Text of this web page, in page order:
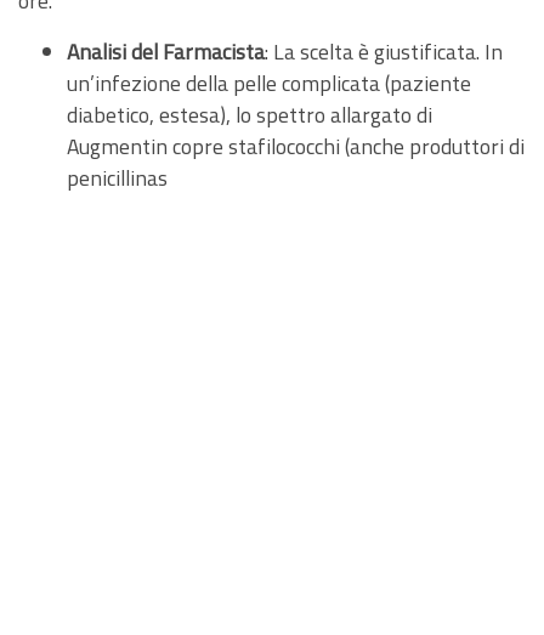
Analisi del Farmacista: La scelta è giustificata. In
un’infezione della pelle complicata (paziente
diabetico, estesa), lo spettro allargato di
Augmentin copre stafilococchi (anche produttori di
penicillinas